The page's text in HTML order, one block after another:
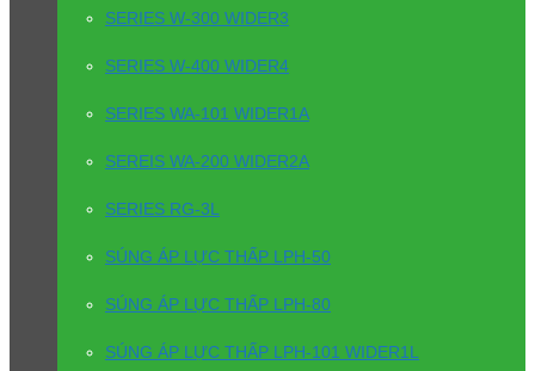
SERIES W-300 WIDER3
SERIES W-400 WIDER4
SERIES WA-101 WIDER1A
SEREIS WA-200 WIDER2A
SERIES RG-3L
SÚNG ÁP LỰC THẤP LPH-50
SÚNG ÁP LỰC THẤP LPH-80
SÚNG ÁP LỰC THẤP LPH-101 WIDER1L